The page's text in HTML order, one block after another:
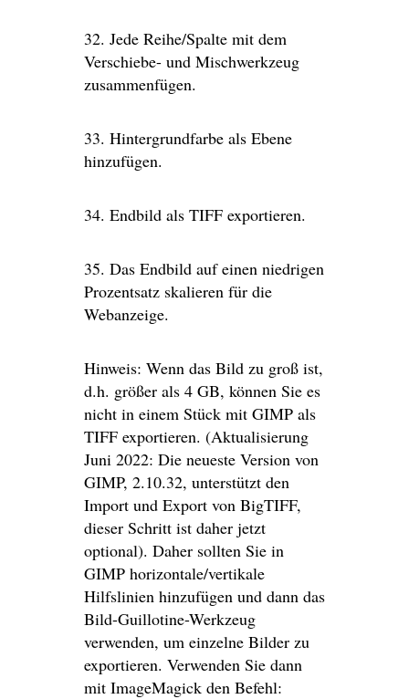
32. Jede Reihe/Spalte mit dem
Verschiebe- und Mischwerkzeug
zusammenfügen.
33. Hintergrundfarbe als Ebene
hinzufügen.
34. Endbild als TIFF exportieren.
35. Das Endbild auf einen niedrigen
Prozentsatz skalieren für die
Webanzeige.
Hinweis: Wenn das Bild zu groß ist,
d.h. größer als 4 GB, können Sie es
nicht in einem Stück mit GIMP als
TIFF exportieren. (Aktualisierung
Juni 2022: Die neueste Version von
GIMP, 2.10.32, unterstützt den
Import und Export von BigTIFF,
dieser Schritt ist daher jetzt
optional). Daher sollten Sie in
GIMP horizontale/vertikale
Hilfslinien hinzufügen und dann das
Bild-Guillotine-Werkzeug
verwenden, um einzelne Bilder zu
exportieren. Verwenden Sie dann
mit ImageMagick den Befehl: